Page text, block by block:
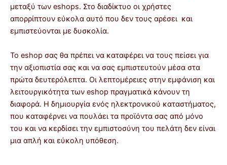
μεταξύ των eshops. Στο διαδίκτυο οι χρήστες
απορρίπτουν εύκολα αυτό που δεν τους αρέσει και
εμπιστεύονται με δυσκολία.
Το eshop σας θα πρέπει να καταφέρει να τους πείσει για
την αξιοπιστία σας και να σας εμπιστευτούν μέσα στα
πρώτα δευτερόλεπτα. Οι λεπτομέρειες στην εμφάνιση και
λειτουργικότητα των eshop πραγματικά κάνουν τη
διαφορά. Η δημιουργία ενός ηλεκτρονικού καταστήματος,
που καταφέρνει να πουλάει τα προϊόντα σας από μόνο
του και να κερδίσει την εμπιστοσύνη του πελάτη δεν είναι
μια απλή και εύκολη υπόθεση.